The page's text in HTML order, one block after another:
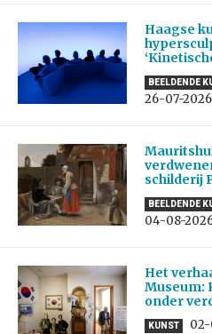
Haagse
BEELDENDE
26-07-2026
schilderij
BEELDENDE
04-08-
Het
Museum:
onder
KUNST